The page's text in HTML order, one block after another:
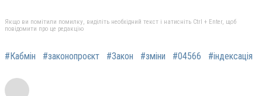
Якщо ви помітили помилку, виділіть необхідний текст і натисніть Ctrl + Enter, щоб
повідомити про це редакцію
#Кабмін #законопроєкт #Закон #зміни #04566 #індексація